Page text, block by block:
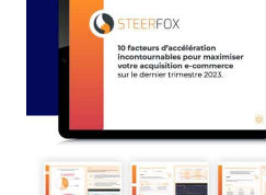
PRODUITS
E-
COMMERCE
VENDUS